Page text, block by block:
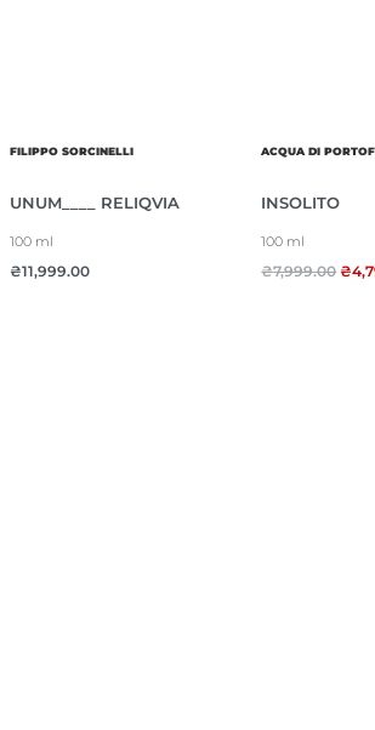
FILIPPO SORCINELLI
UNUM____ RELIQVIA
100 ml
₴11,999.00
ACQUA DI
INSOLITO
100 ml
₴7,999.00 ₴